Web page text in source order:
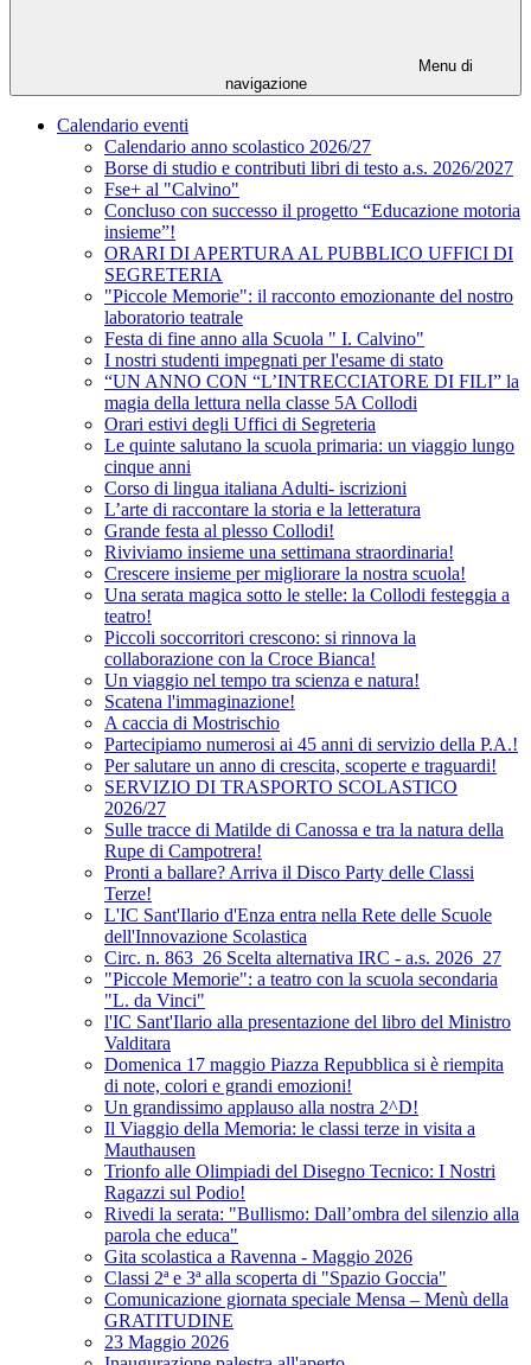
Menu di
navigazione
Calendario eventi
Calendario anno scolastico 2026/27
Borse di studio e contributi libri di testo a.s. 2026/2027
Fse+ al "Calvino"
Concluso con successo il progetto “Educazione motoria
insieme”!
ORARI DI APERTURA AL PUBBLICO UFFICI DI
SEGRETERIA
"Piccole Memorie": il racconto emozionante del nostro
laboratorio teatrale
Festa di fine anno alla Scuola " I. Calvino"
I nostri studenti impegnati per l'esame di stato
“UN ANNO CON “L’INTRECCIATORE DI FILI” la
magia della lettura nella classe 5A Collodi
Orari estivi degli Uffici di Segreteria
Le quinte salutano la scuola primaria: un viaggio lungo
cinque anni
Corso di lingua italiana Adulti- iscrizioni
L’arte di raccontare la storia e la letteratura
Grande festa al plesso Collodi!
Riviviamo insieme una settimana straordinaria!
Crescere insieme per migliorare la nostra scuola!
Una serata magica sotto le stelle: la Collodi festeggia a
teatro!
Piccoli soccorritori crescono: si rinnova la
collaborazione con la Croce Bianca!
Un viaggio nel tempo tra scienza e natura!
Scatena l'immaginazione!
A caccia di Mostrischio
Partecipiamo numerosi ai 45 anni di servizio della P.A.!
Per salutare un anno di crescita, scoperte e traguardi!
SERVIZIO DI TRASPORTO SCOLASTICO
2026/27
Sulle tracce di Matilde di Canossa e tra la natura della
Rupe di Campotrera!
Pronti a ballare? Arriva il Disco Party delle Classi
Terze!
L'IC Sant'Ilario d'Enza entra nella Rete delle Scuole
dell'Innovazione Scolastica
Circ. n. 863_26 Scelta alternativa IRC - a.s. 2026_27
"Piccole Memorie": a teatro con la scuola secondaria
"L. da Vinci"
l'IC Sant'Ilario alla presentazione del libro del Ministro
Valditara
Domenica 17 maggio Piazza Repubblica si è riempita
di note, colori e grandi emozioni!
Un grandissimo applauso alla nostra 2^D!
Il Viaggio della Memoria: le classi terze in visita a
Mauthausen
Trionfo alle Olimpiadi del Disegno Tecnico: I Nostri
Ragazzi sul Podio!
Rivedi la serata: "Bullismo: Dall’ombra del silenzio alla
parola che educa"
Gita scolastica a Ravenna - Maggio 2026
Classi 2ª e 3ª alla scoperta di "Spazio Goccia"
Comunicazione giornata speciale Mensa – Menù della
GRATITUDINE
23 Maggio 2026